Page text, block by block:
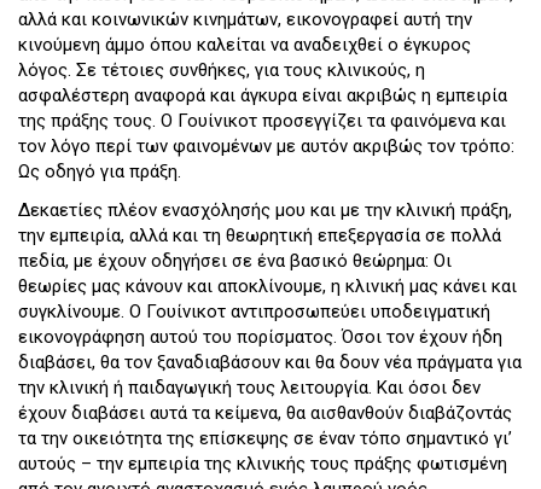
αλλά και κοινωνικών κινημάτων, εικονογραφεί αυτή την
κινούμενη άμμο όπου καλείται να αναδειχθεί ο έγκυρος
λόγος. Σε τέτοιες συνθήκες, για τους κλινικούς, η
ασφαλέστερη αναφορά και άγκυρα είναι ακριβώς η εμπειρία
της πράξης τους. Ο Γουίνικοτ προσεγγίζει τα φαινόμενα και
τον λόγο περί των φαινομένων με αυτόν ακριβώς τον τρόπο:
Ως οδηγό για πράξη.
Δεκαετίες πλέον ενασχόλησής μου και με την κλινική πράξη,
την εμπειρία, αλλά και τη θεωρητική επεξεργασία σε πολλά
πεδία, με έχουν οδηγήσει σε ένα βασικό θεώρημα: Οι
θεωρίες μας κάνουν και αποκλίνουμε, η κλινική μας κάνει και
συγκλίνουμε. Ο Γουίνικοτ αντιπροσωπεύει υποδειγματική
εικονογράφηση αυτού του πορίσματος. Όσοι τον έχουν ήδη
διαβάσει, θα τον ξαναδιαβάσουν και θα δουν νέα πράγματα για
την κλινική ή παιδαγωγική τους λειτουργία. Και όσοι δεν
έχουν διαβάσει αυτά τα κείμενα, θα αισθανθούν διαβάζοντάς
τα την οικειότητα της επίσκεψης σε έναν τόπο σημαντικό γι’
αυτούς – την εμπειρία της κλινικής τους πράξης φωτισμένη